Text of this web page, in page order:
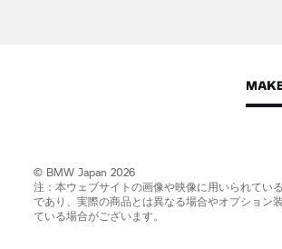
© BMW Japan 2026
注：本ウェブサイトの画像や映像に用いられてい
であり、実際の商品とは異なる場合やオプション
ている場合がございます。